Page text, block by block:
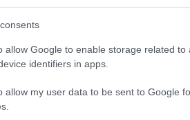
allow Google to enable storage related to
identifiers in apps.
allow my user data to be sent to Google
Uniswap-on és számos más
vonzott a Meme Moguls
előnézetében mutatják be